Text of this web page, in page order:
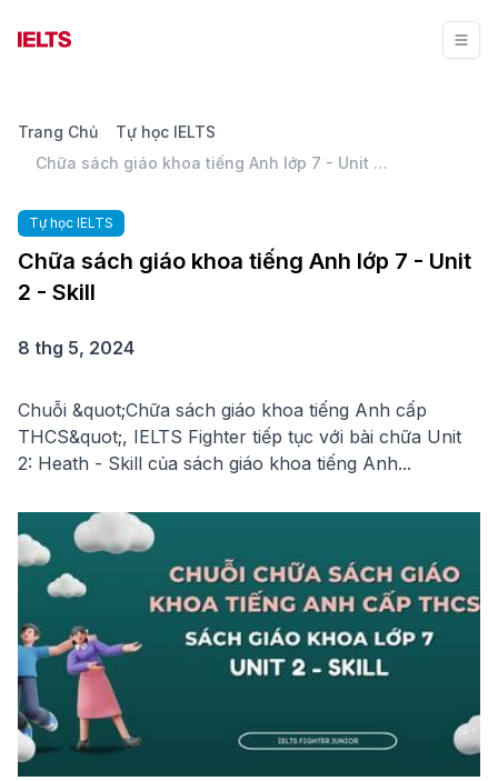
Trang Chủ
Tự học IELTS
Chữa sách giáo khoa tiếng Anh lớp 7 - Unit 2 - Skill
Tự học IELTS
Chữa sách giáo khoa tiếng Anh lớp 7 - Unit
2 - Skill
8 thg 5, 2024
Chuỗi &quot;Chữa sách giáo khoa tiếng Anh cấp
THCS&quot;, IELTS Fighter tiếp tục với bài chữa Unit
2: Heath - Skill của sách giáo khoa tiếng Anh...